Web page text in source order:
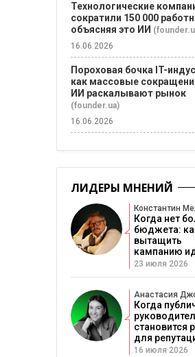
Технологические
сократили 150 000
объясняя это ИИ
16.06.2026
Пороховая бочка IT-
как массовые
ИИ раскалывают рынок
(founder.ua)
16.06.2026
ЛИДЕРЫ МНЕНИЙ
Константин
Когда нет
бюджета:
вытащить
кампанию
23 июля 2026
Анастасия
Когда
становится
для
16 июля 2026